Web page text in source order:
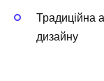
Традиційна
дизайну